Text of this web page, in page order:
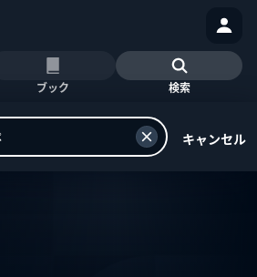
ブック 検索
キャンセル